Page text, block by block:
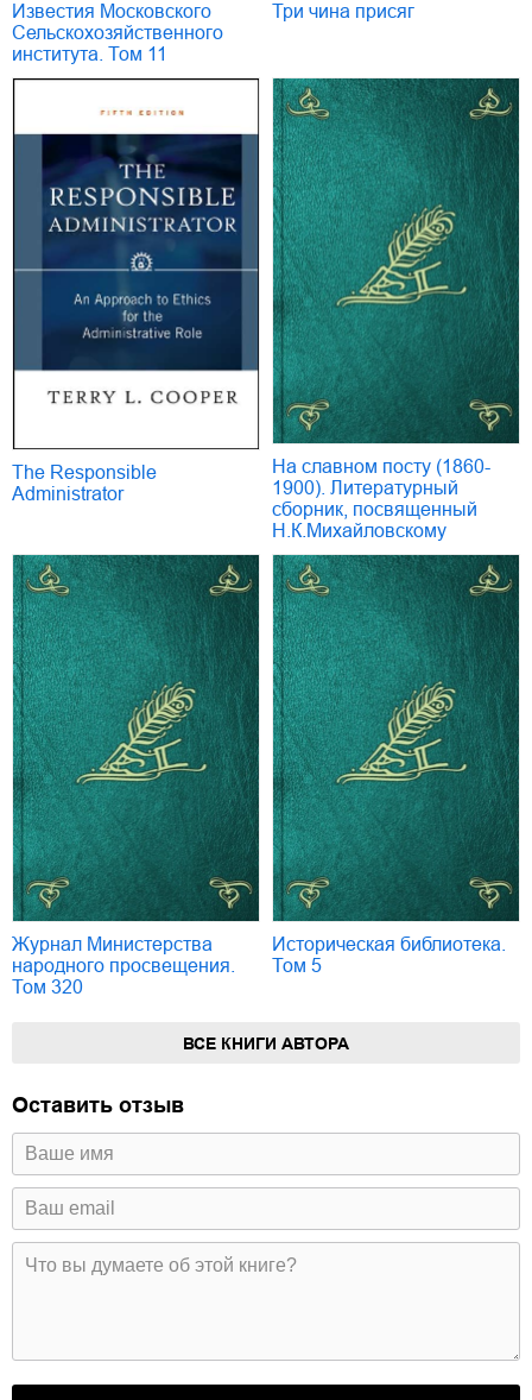
Известия Московского
Сельскохозяйственного
института. Том 11
Три чина присяг
The Responsible
Administrator
На славном посту (1860-
1900). Литературный
сборник, посвященный
Н.К.Михайловскому
Журнал Министерства
народного просвещения.
Том 320
Историческая библиотека.
Том 5
ВСЕ КНИГИ АВТОРА
Оставить отзыв